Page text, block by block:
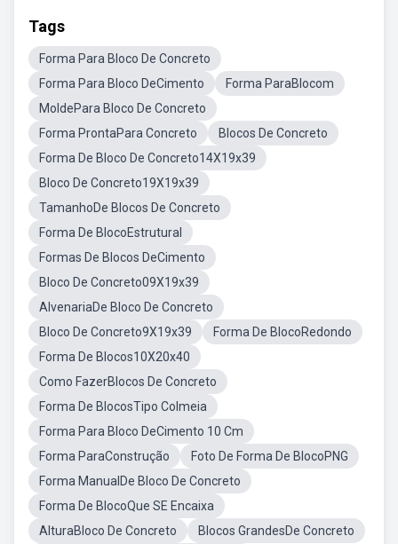
Tags
Forma Para Bloco De Concreto
Forma Para Bloco DeCimento
Forma ParaBlocom
MoldePara Bloco De Concreto
Forma ProntaPara Concreto
Blocos De Concreto
Forma De Bloco De Concreto14X19x39
Bloco De Concreto19X19x39
TamanhoDe Blocos De Concreto
Forma De BlocoEstrutural
Formas De Blocos DeCimento
Bloco De Concreto09X19x39
AlvenariaDe Bloco De Concreto
Bloco De Concreto9X19x39
Forma De BlocoRedondo
Forma De Blocos10X20x40
Como FazerBlocos De Concreto
Forma De BlocosTipo Colmeia
Forma Para Bloco DeCimento 10 Cm
Forma ParaConstrução
Foto De Forma De BlocoPNG
Forma ManualDe Bloco De Concreto
Forma De BlocoQue SE Encaixa
AlturaBloco De Concreto
Blocos GrandesDe Concreto